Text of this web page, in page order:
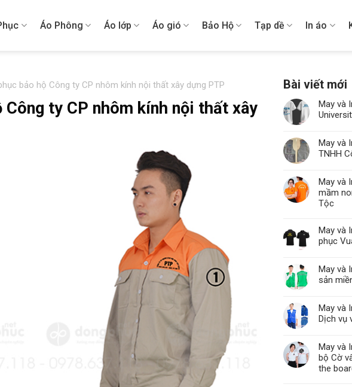
Áo Phông Áo lớp Áo gió Bảo Hộ Tạp dề In áo
bảo hộ Công ty CP nhôm kính nội thất xây dựng PTP
ty CP nhôm kính nội thất xây
Bài viết mới
May và
May và
TNHH
May và
mầm
Tộc
May và
phục
May và
sản
May và
Dịch vụ
May và
bộ Cờ
the